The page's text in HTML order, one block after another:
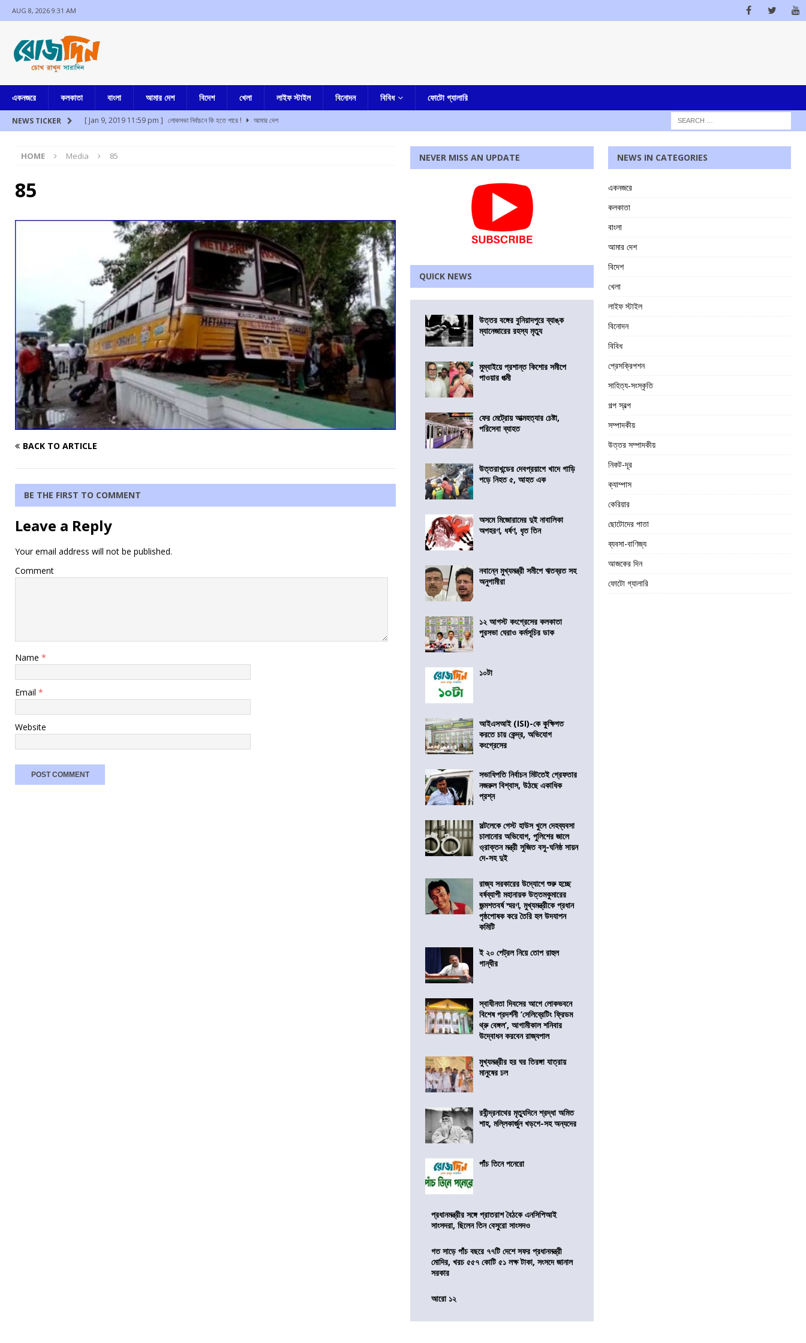
AUG 8, 2026 9:31 AM
একনজরে কলকাতা বাংলা আমার দেশ বিদেশ খেলা লাইফ স্টাইল বিনোদন বিবিধ ফোটো গ্যালারি
NEWS TICKER [ Jan 9, 2019 11:59 pm ] লোকসভা নির্বাচনে কি হতে পারে !
আমার দেশ
[ Aug 8, 2026 2:42 am ]
[ Aug 8, 2026 12:42 am ] অসমে মিজোরামের দুই নাবালিকা অপহরণ, ধর্ষণ, ধৃত তিন
এক নজরে
[ Jul 17, 2024 3:35 pm ] চুরির অপবাদে একই পরিবারের ৩ সদস্যকে মারধোর, উত্তেজনা ডোমজুর এলাকায়.. বাংলা
HOME Media 85
85
BACK TO ARTICLE
BE THE FIRST TO COMMENT
Leave a Reply
Your email address will not be published.
Comment
Name *
Email *
Website
NEVER MISS AN UPDATE
QUICK NEWS
উত্তর বঙ্গের বুনিয়াদপুরে ব্যাঙ্ক
ম্যানেজারের রহস্য মৃত্যু
মুম্বাইয়ে প্রশান্ত কিশোর সমীপে
পাওয়ার পত্মী
ফের মেট্রোয় আত্মহত্যার চেষ্টা,
পরিসেবা ব্যাহত
উত্তরাখন্ডের দেবপ্রয়াগে খাদে গাড়ি
পড়ে নিহত ৫, আহত এক
অসমে মিজোরামের দুই নাবালিকা
অপহরণ, ধর্ষণ, ধৃত তিন
নবান্নে মুখ্যমন্ত্রী সমীপে ঋতব্রত সহ
অনুগামীরা
১২ আগস্ট কংগ্রেসের কলকাতা
পুরসভা ঘেরাও কর্মসূচির ডাক
১০টা
আইএসআই (ISI)-কে কুক্ষিগত
করতে চায় কেন্দ্র, অভিযোগ
কংগ্রেসের
সভাধিপতি নির্বাচন মিটতেই গ্রেফতার
নজরুল বিশ্বাস, উঠছে একাধিক
প্রশ্ন
সল্টলেকে গেস্ট হাউস খুলে দেহব্যবসা
চালানোর অভিযোগ, পুলিশের জালে
ও্রাক্তন মন্ত্রী সুজিত বসু-ঘনিষ্ঠ সায়ন
দে-সহ দুই
রাজ্য সরকারের উদ্যোগে শুরু হচ্ছে
বর্ষব্যাপী মহানায়ক উত্তমকুমারের
জন্মশতবর্ষ স্মরণ, মুখ্যমন্ত্রীকে প্রধান
পৃষ্ঠপোষক করে তৈরি হল উদযাপন
কমিটি
ই ২০ পেট্রল নিয়ে তোপ রাহুল
গান্ধীর
স্বাধীনতা দিবসের আগে লোকভবনে
বিশেষ প্রদর্শনী ‘সেলিব্রেটিং ফ্রিডম
থ্রু বেঙ্গল’, আগামীকাল শনিবার
উদ্বোধন করবেন রাজ্যপাল
মুখ্যমন্ত্রীর হর ঘর তিরঙ্গা যাত্রায়
মানুষের ঢল
রবীন্দ্রনাথের মৃত্যুদিনে শ্রদ্ধা অমিত
শাহ, মল্লিকার্জুন খড়গে-সহ অন্যদের
পাঁচ তিনে পনেরো
প্রধানমন্ত্রীর সঙ্গে প্রাতরাশ বৈঠকে এনসিপিআই
সাংসদরা, ছিলেন তিন বেসুরো সাংসদও
গত সাড়ে পাঁচ বছরে ৭৭টি দেশে সফর প্রধানমন্ত্রী
মোদির, খরচ ৫৫৭ কোটি ৫১ লক্ষ টাকা, সংসদে জানাল
সরকার
আরো ১২
NEWS IN CATEGORIES
একনজরে
কলকাতা
বাংলা
আমার দেশ
বিদেশ
খেলা
লাইফ স্টাইল
বিনোদন
বিবিধ
প্রেসক্রিপশন
সাহিত্য-সংস্কৃতি
গল্প স্বল্প
সম্পাদকীয়
উত্তর সম্পাদকীয়
নিকট-দূর
ক্যাম্পাস
কেরিয়ার
ছোটোদের পাতা
ব্যবসা-বাণিজ্য
আজকের দিন
ফোটো গ্যালারি